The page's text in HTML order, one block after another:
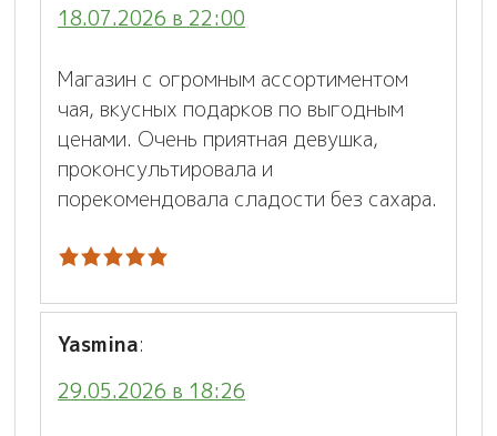
18.07.2026 в 22:00
Магазин с огромным ассортиментом
чая, вкусных подарков по выгодным
ценами. Очень приятная девушка,
проконсультировала и
порекомендовала сладости без сахара.
Yasmina:
29.05.2026 в 18:26